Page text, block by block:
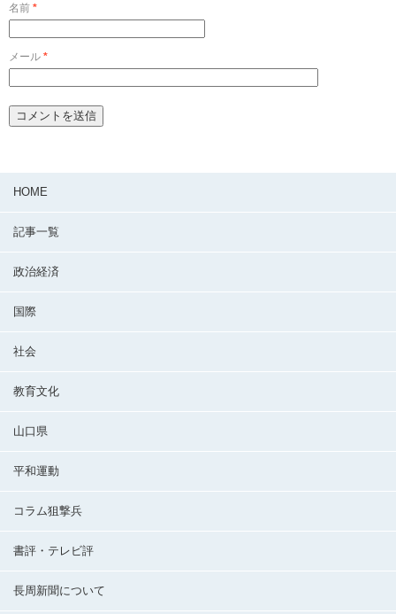
名前 *
メール *
HOME
記事一覧
政治経済
国際
社会
教育文化
山口県
平和運動
コラム狙撃兵
書評・テレビ評
長周新聞について